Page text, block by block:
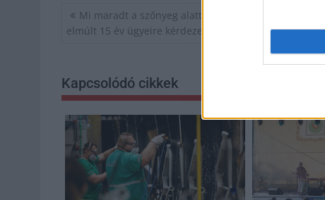
Bejegyzés
navigáció
Mi maradt a szőnyeg alatt Szolnokon? Az AGÓRA az
elmúlt 15 év ügyeire kérdezett rá
Kapcsolódó cikkek